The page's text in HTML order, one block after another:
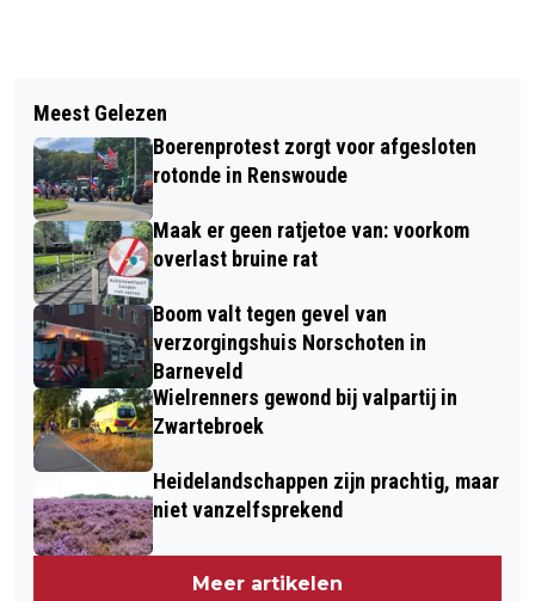
GELDERSE DEELNEMERS NATIONALE
CIRCULAIRE INNOVATIE TOP 2026
BEKEND
WINTERWANDELING: IS HET
VOORJAAR AL TE ZIEN AAN BOMEN
EN STRUIKEN?
Meest Gelezen
Boerenprotest zorgt voor afgesloten
rotonde in Renswoude
Maak er geen ratjetoe van: voorkom
overlast bruine rat
Boom valt tegen gevel van
verzorgingshuis Norschoten in
Barneveld
Wielrenners gewond bij valpartij in
Zwartebroek
Heidelandschappen zijn prachtig, maar
niet vanzelfsprekend
Meer artikelen